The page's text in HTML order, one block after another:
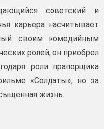
советский и
карьера насчитывает
своим комедийным
ролей, он приобрел
роли прапорщика
«Солдаты», но за
жизнь.